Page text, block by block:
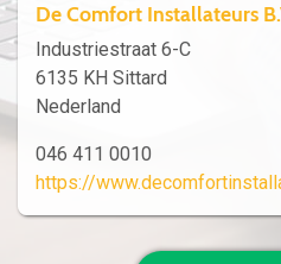
De Comfort Installateurs
Industriestraat 6-C
6135 KH Sittard
Nederland
046 411 0010
https://